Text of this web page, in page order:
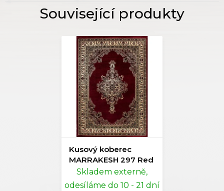
Kusový koberec
MARRAKESH 297 Red
Skladem externě,
odesíláme do 10 - 21 dní